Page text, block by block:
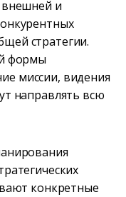
внешней и
стратегии.
формы
миссии, видения
направлять всю
конкретные